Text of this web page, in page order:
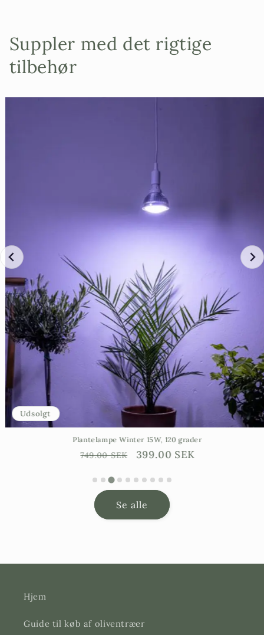
Suppler med det rigtige
tilbehør
Udsolgt
Plantelampe Winter 15W, 120 grader
Ordinarie
749.00 SEK Försäljningspris
399.00 SEK
Se alle
Hjem
Guide til køb af oliventræer